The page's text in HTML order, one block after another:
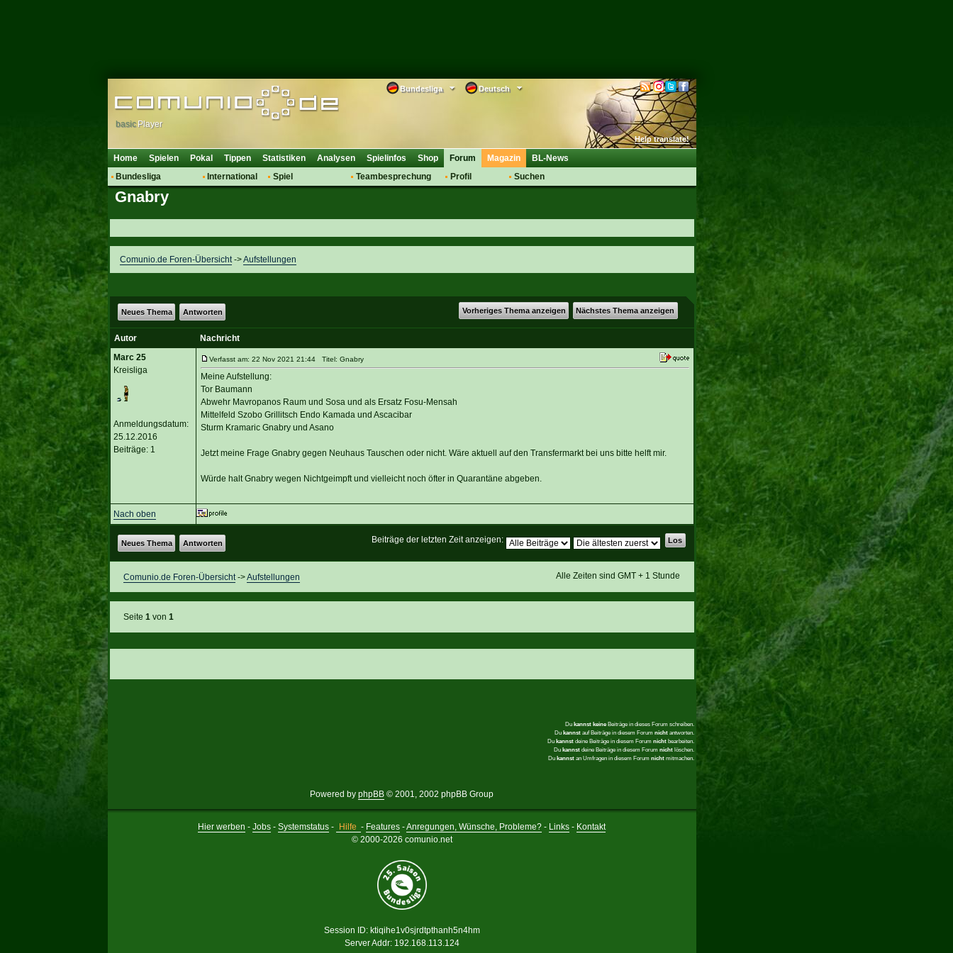
Deutsch
Bundesliga
Help translate!
basic Player
Home Spielen Pokal Tippen Statistiken Analysen Spielinfos Shop
Forum
Bundesliga
Hot News
Vereinsdiskussion
Vereinsfragen
International
Spiel
Teambesprechung
Saisonübergang
Profil
Suchen
Magazin BL-News
Gnabry
Comunio.de Foren-Übersicht->Aufstellungen
Vorheriges Thema anzeigen Nächstes Thema anzeigen
Neues Thema Antworten
Autor
Nachricht
Marc 25
Kreisliga
Anmeldungsdatum:
25.12.2016
Beiträge: 1
Verfasst am: 22 Nov 2021 21:44 Titel: Gnabry
Meine Aufstellung:
Tor Baumann
Abwehr Mavropanos Raum und Sosa und als Ersatz Fosu-Mensah
Mittelfeld Szobo Grillitsch Endo Kamada und Ascacibar
Sturm Kramaric Gnabry und Asano
Jetzt meine Frage Gnabry gegen Neuhaus Tauschen oder nicht. Wäre aktuell auf den Transfermarkt bei uns bitte helft mir.
Würde halt Gnabry wegen Nichtgeimpft und vielleicht noch öfter in Quarantäne abgeben.
Nach oben
Beiträge der letzten Zeit anzeigen:
Neues Thema Antworten
Alle Zeiten sind GMT + 1 Stunde
Comunio.de Foren-Übersicht->Aufstellungen
Seite 1von 1
Du kannst keineBeiträge in dieses Forum schreiben.
Du kannstauf Beiträge in diesem Forum nichtantworten.
Du kannstdeine Beiträge in diesem Forum nichtbearbeiten.
Du kannstdeine Beiträge in diesem Forum nichtlöschen.
Du kannstan Umfragen in diesem Forum nichtmitmachen.
Powered by phpBB © 2001, 2002 phpBB Group
Hier werben - Jobs- Systemstatus- Hilfe - Features -Anregungen, Wünsche, Probleme? - Links - Kontakt
© 2000-2026 comunio.net
Session ID: ktiqihe1v0sjrdtpthanh5n4hm
Server Addr: 192.168.113.124